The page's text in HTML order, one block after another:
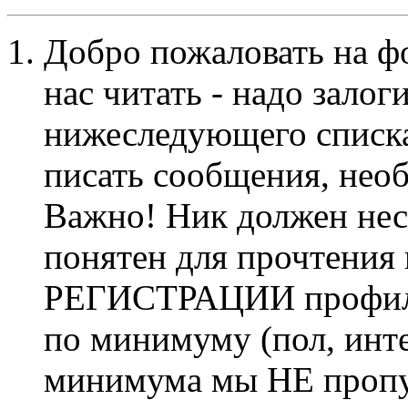
Добро пожаловать на
нас читать - надо
нижеследующего
писать сообщения,
Важно! Ник должен
понятен для
РЕГИСТРАЦИИ профиль
по минимуму (пол,
минимума мы НЕ